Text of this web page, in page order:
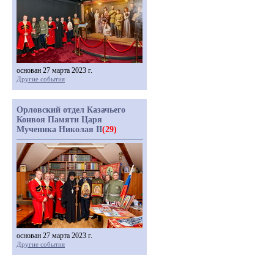
основан 27 марта 2023 г.
Другие события
Орловский отдел Казачьего
Конвоя Памяти Царя
Мученика Николая II(29)
основан 27 марта 2023 г.
Другие события